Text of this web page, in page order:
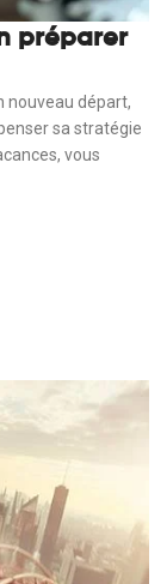
préparer
nouveau départ,
sa stratégie
vous